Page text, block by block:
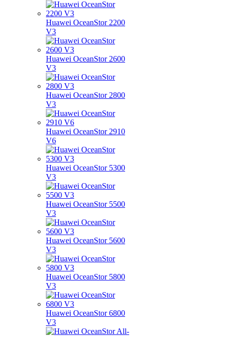
Huawei OceanStor 2200
V3
Huawei OceanStor 2600
V3
Huawei OceanStor 2800
V3
Huawei OceanStor 2910
V6
Huawei OceanStor 5300
V3
Huawei OceanStor 5500
V3
Huawei OceanStor 5600
V3
Huawei OceanStor 5800
V3
Huawei OceanStor 6800
V3